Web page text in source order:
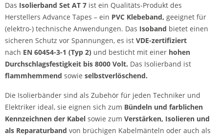
Das Isolierband Set AT 7 ist ein Qualitäts-Produkt des
Herstellers Advance Tapes – ein PVC Klebeband, geeignet für
(elektro-) technische Anwendungen. Das Isoband bietet einen
sicheren Schutz vor Spannungen, es ist VDE-zertifiziert
nach EN 60454-3-1 (Typ 2) und besticht mit einer hohen
Durchschlagsfestigkeit bis 8000 Volt. Das Isolierband ist
flammhemmend sowie selbstverlöschend.
Die Isolierbänder sind als Zubehör für jeden Techniker und
Elektriker ideal, sie eignen sich zum Bündeln und farblichen
Kennzeichnen der Kabel sowie zum Verstärken, Isolieren und
als Reparaturband von brüchigen Kabelmänteln oder auch als